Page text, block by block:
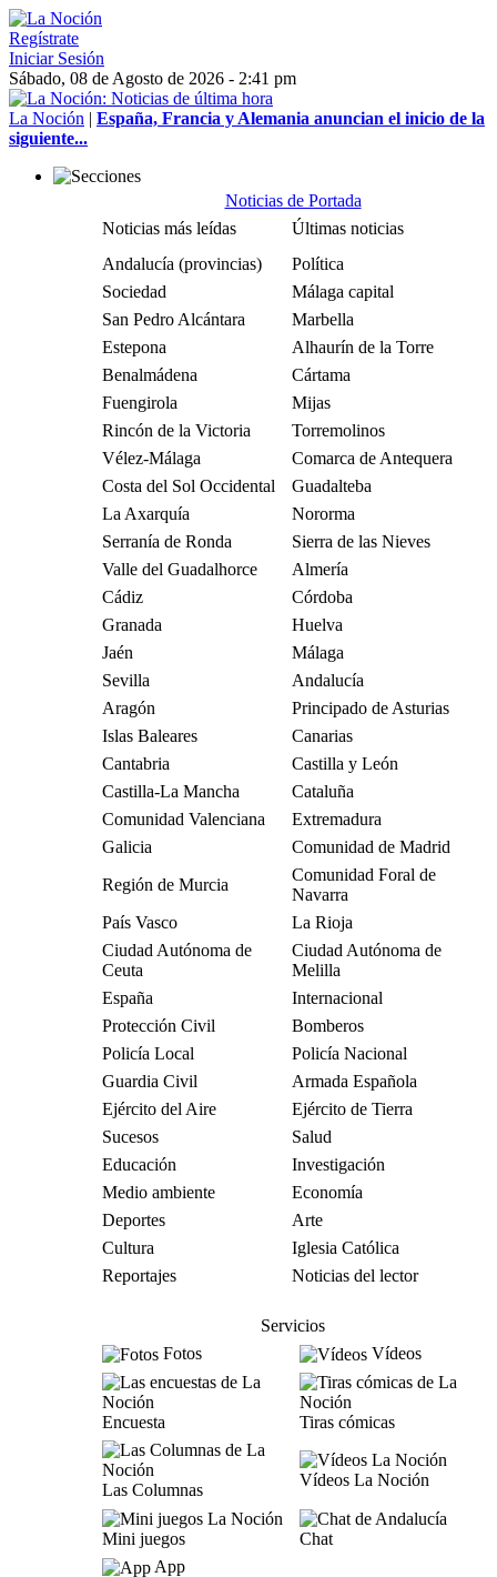
Regístrate
Iniciar Sesión
Sábado, 08 de Agosto de 2026 - 2:41 pm
La Noción | España, Francia y Alemania anuncian el inicio de la
siguiente...
Noticias de Portada
Noticias más leídas
Últimas noticias
Andalucía (provincias)
Política
Sociedad
Málaga capital
San Pedro Alcántara
Marbella
Estepona
Alhaurín de la Torre
Benalmádena
Cártama
Fuengirola
Mijas
Rincón de la Victoria
Torremolinos
Vélez-Málaga
Comarca de Antequera
Costa del Sol Occidental
Guadalteba
La Axarquía
Nororma
Serranía de Ronda
Sierra de las Nieves
Valle del Guadalhorce
Almería
Cádiz
Córdoba
Granada
Huelva
Jaén
Málaga
Sevilla
Andalucía
Aragón
Principado de Asturias
Islas Baleares
Canarias
Cantabria
Castilla y León
Castilla-La Mancha
Cataluña
Comunidad Valenciana
Extremadura
Galicia
Comunidad de Madrid
Región de Murcia
Comunidad Foral de
Navarra
País Vasco
La Rioja
Ciudad Autónoma de
Ceuta
Ciudad Autónoma de
Melilla
España
Internacional
Protección Civil
Bomberos
Policía Local
Policía Nacional
Guardia Civil
Armada Española
Ejército del Aire
Ejército de Tierra
Sucesos
Salud
Educación
Investigación
Medio ambiente
Economía
Deportes
Arte
Cultura
Iglesia Católica
Reportajes
Noticias del lector
Servicios
Fotos
Vídeos
Encuesta Tiras cómicas
Las Columnas
Vídeos La Noción
Mini juegos
Chat
App